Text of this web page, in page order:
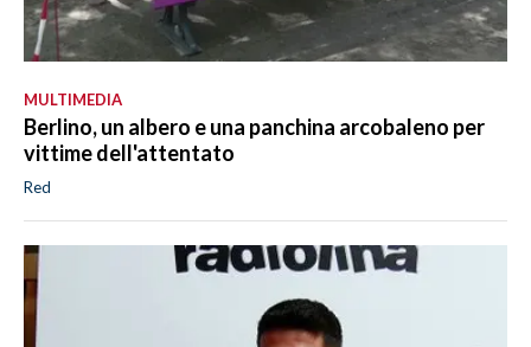
MULTIMEDIA
Berlino, un albero e una panchina arcobaleno per
vittime dell'attentato
Red